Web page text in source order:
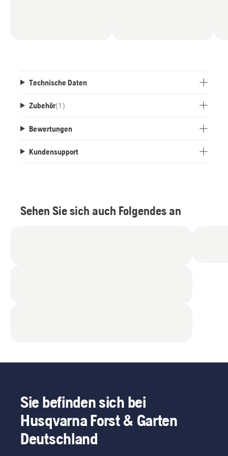
Technische Daten
Zubehör(1 )
Bewertungen
Kundensupport
Sehen Sie sich auch Folgendes an
Sie befinden sich bei
Husqvarna Forst & Garten
Deutschland